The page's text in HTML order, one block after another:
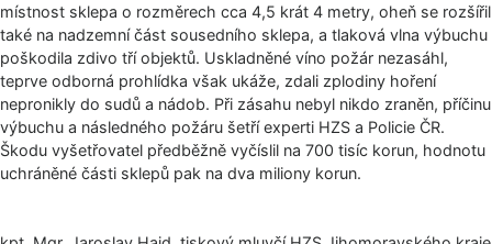
místnost sklepa o rozměrech cca 4,5 krát 4 metry, oheň se rozšířil
také na nadzemní část sousedního sklepa, a tlaková vlna výbuchu
poškodila zdivo tří objektů. Uskladněné víno požár nezasáhl,
teprve odborná prohlídka však ukáže, zdali zplodiny hoření
nepronikly do sudů a nádob. Při zásahu nebyl nikdo zraněn, příčinu
výbuchu a následného požáru šetří experti HZS a Policie ČR.
Škodu vyšetřovatel předběžně vyčíslil na 700 tisíc korun, hodnotu
uchráněné části sklepů pak na dva miliony korun.